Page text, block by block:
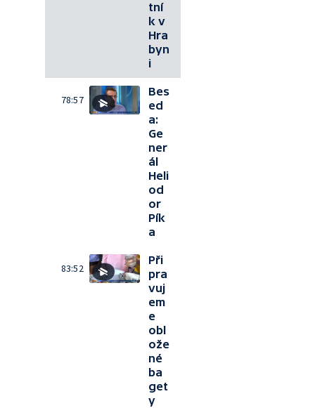
tní
k v
Hra
byn
i
78:57
Bes
ed
a:
Ge
ner
ál
Heli
od
or
Pík
a
83:52
Při
pra
vuj
em
e
obl
ože
né
ba
get
y